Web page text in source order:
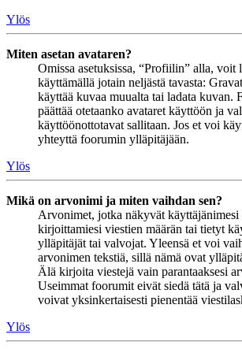
Ylös
Miten asetan avataren?
Omissa asetuksissa, “Profiilin” alla, voit
käyttämällä jotain neljästä tavasta:
käyttää kuvaa muualta tai ladata kuvan.
päättää otetaanko avataret käyttöön ja
käyttöönottotavat sallitaan. Jos et voi
yhteyttä foorumin ylläpitäjään.
Ylös
Mikä on arvonimi ja miten vaihdan sen?
Arvonimet, jotka näkyvät käyttäjänimesi
kirjoittamiesi viestien määrän tai tietyt
ylläpitäjät tai valvojat. Yleensä et voi
arvonimen tekstiä, sillä nämä ovat
Älä kirjoita viestejä vain parantaaksesi
Useimmat foorumit eivät siedä tätä ja
voivat yksinkertaisesti pienentää
Ylös